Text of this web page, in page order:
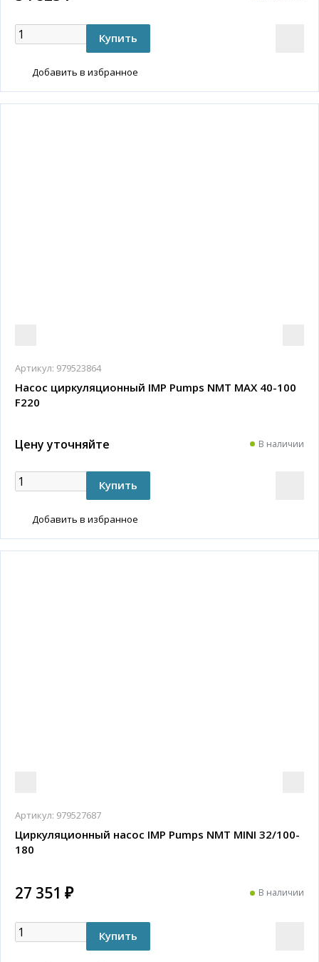
Добавить в избранное
Артикул: 979523864
Насос циркуляционный IMP Pumps NMT MAX 40-100
F220
Цену уточняйте В наличии
Добавить в избранное
Артикул: 979527687
Циркуляционный насос IMP Pumps NMT MINI 32/100-
180
27 351 ₽ В наличии